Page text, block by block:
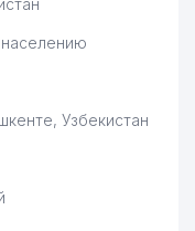
862 м
Узбекистан